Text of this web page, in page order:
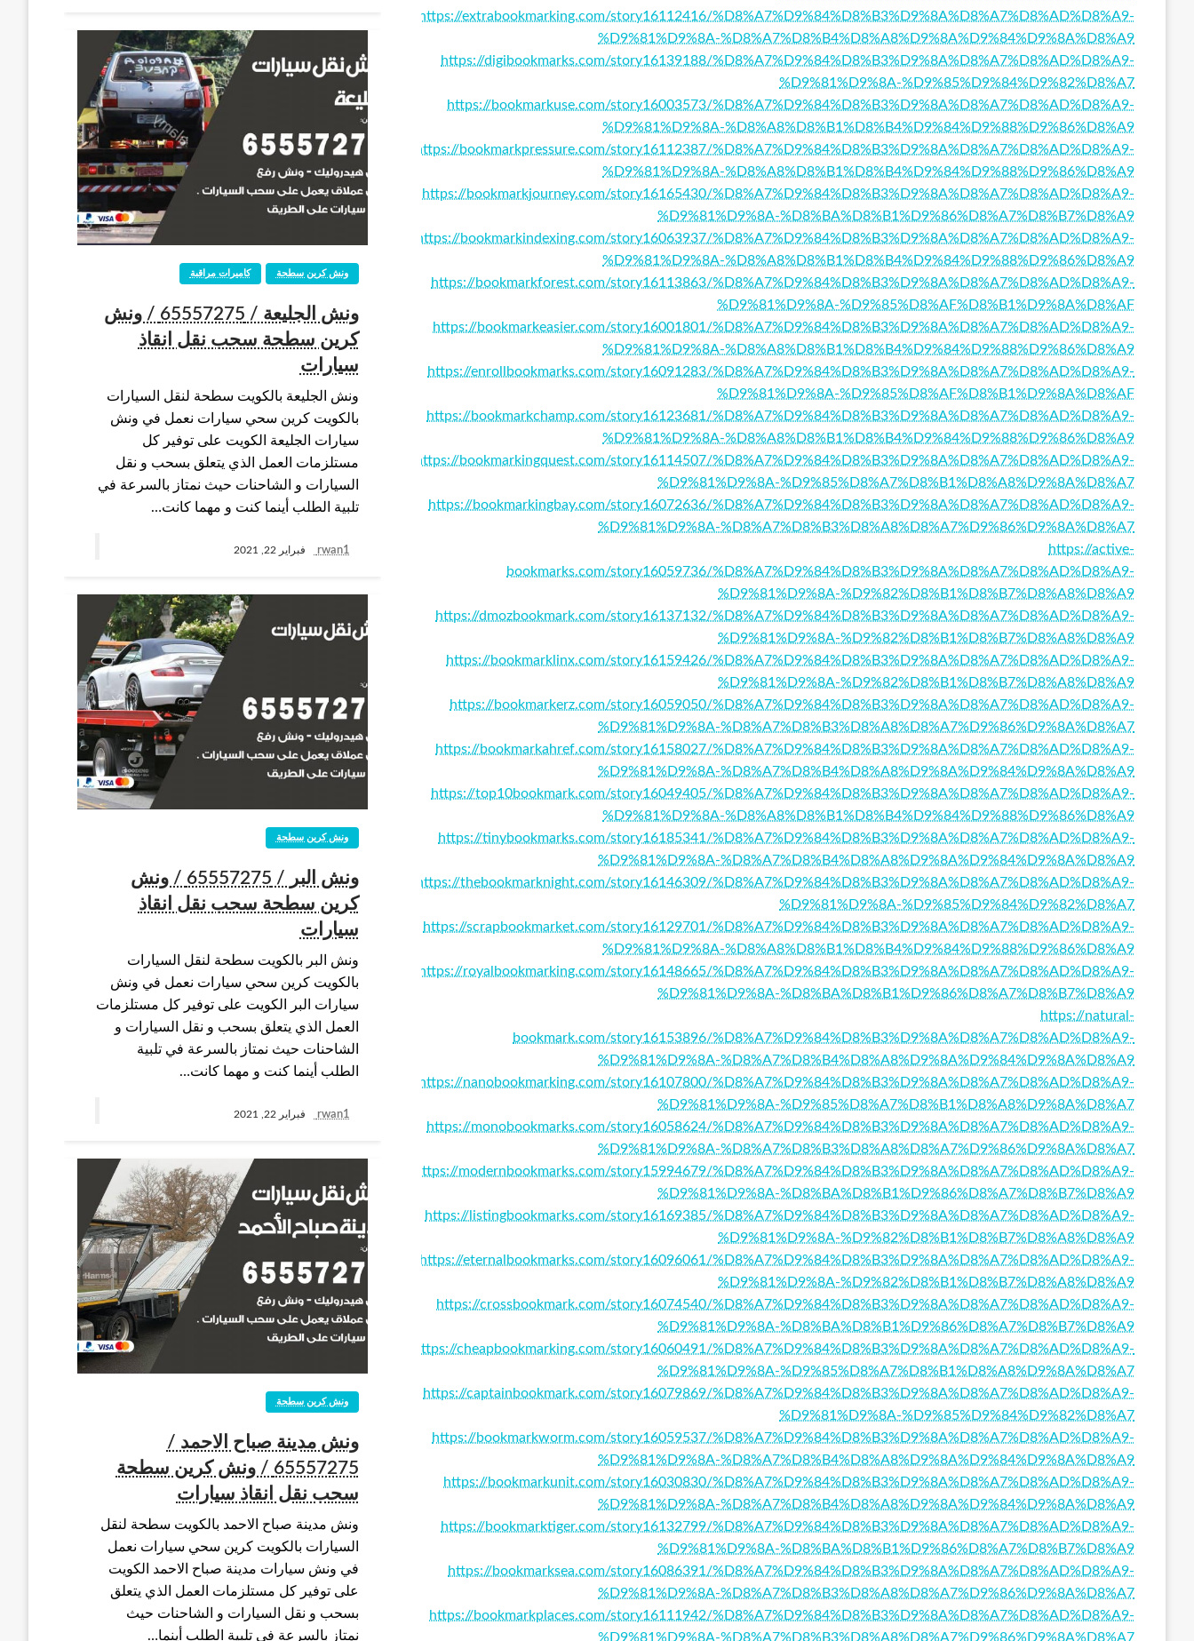
https://extrabookmarking.com/story16112416/%D8%A7%D9%84%D8%B3%D9%8A%D8%A7%D8%AD%D8%A9-
%D9%81%D9%8A-%D8%A7%D8%B4%D8%A8%D9%8A%D9%84%D9%8A%D8%A9
https://digibookmarks.com/story16139188/%D8%A7%D9%84%D8%B3%D9%8A%D8%A7%D8%AD%D8%A9-
%D9%81%D9%8A-%D9%85%D9%84%D9%82%D8%A7
https://bookmarkuse.com/story16003573/%D8%A7%D9%84%D8%B3%D9%8A%D8%A7%D8%AD%D8%A9-
%D9%81%D9%8A-%D8%A8%D8%B1%D8%B4%D9%84%D9%88%D9%86%D8%A9
https://bookmarkpressure.com/story16112387/%D8%A7%D9%84%D8%B3%D9%8A%D8%A7%D8%AD%D8%A9-
%D9%81%D9%8A-%D8%A8%D8%B1%D8%B4%D9%84%D9%88%D9%86%D8%A9
https://bookmarkjourney.com/story16165430/%D8%A7%D9%84%D8%B3%D9%8A%D8%A7%D8%AD%D8%A9-
%D9%81%D9%8A-%D8%BA%D8%B1%D9%86%D8%A7%D8%B7%D8%A9
https://bookmarkindexing.com/story16063937/%D8%A7%D9%84%D8%B3%D9%8A%D8%A7%D8%AD%D8%A9-
%D9%81%D9%8A-%D8%A8%D8%B1%D8%B4%D9%84%D9%88%D9%86%D8%A9
https://bookmarkforest.com/story16113863/%D8%A7%D9%84%D8%B3%D9%8A%D8%A7%D8%AD%D8%A9-
%D9%81%D9%8A-%D9%85%D8%AF%D8%B1%D9%8A%D8%AF
https://bookmarkeasier.com/story16001801/%D8%A7%D9%84%D8%B3%D9%8A%D8%A7%D8%AD%D8%A9-
%D9%81%D9%8A-%D8%A8%D8%B1%D8%B4%D9%84%D9%88%D9%86%D8%A9
https://enrollbookmarks.com/story16091283/%D8%A7%D9%84%D8%B3%D9%8A%D8%A7%D8%AD%D8%A9-
%D9%81%D9%8A-%D9%85%D8%AF%D8%B1%D9%8A%D8%AF
https://bookmarkchamp.com/story16123681/%D8%A7%D9%84%D8%B3%D9%8A%D8%A7%D8%AD%D8%A9-
%D9%81%D9%8A-%D8%A8%D8%B1%D8%B4%D9%84%D9%88%D9%86%D8%A9
https://bookmarkingquest.com/story16114507/%D8%A7%D9%84%D8%B3%D9%8A%D8%A7%D8%AD%D8%A9-
%D9%81%D9%8A-%D9%85%D8%A7%D8%B1%D8%A8%D9%8A%D8%A7
https://bookmarkingbay.com/story16072636/%D8%A7%D9%84%D8%B3%D9%8A%D8%A7%D8%AD%D8%A9-
%D9%81%D9%8A-%D8%A7%D8%B3%D8%A8%D8%A7%D9%86%D9%8A%D8%A7
https://active-
bookmarks.com/story16059736/%D8%A7%D9%84%D8%B3%D9%8A%D8%A7%D8%AD%D8%A9-
%D9%81%D9%8A-%D9%82%D8%B1%D8%B7%D8%A8%D8%A9
https://dmozbookmark.com/story16137132/%D8%A7%D9%84%D8%B3%D9%8A%D8%A7%D8%AD%D8%A9-
%D9%81%D9%8A-%D9%82%D8%B1%D8%B7%D8%A8%D8%A9
https://bookmarklinx.com/story16159426/%D8%A7%D9%84%D8%B3%D9%8A%D8%A7%D8%AD%D8%A9-
%D9%81%D9%8A-%D9%82%D8%B1%D8%B7%D8%A8%D8%A9
https://bookmarkerz.com/story16059050/%D8%A7%D9%84%D8%B3%D9%8A%D8%A7%D8%AD%D8%A9-
%D9%81%D9%8A-%D8%A7%D8%B3%D8%A8%D8%A7%D9%86%D9%8A%D8%A7
https://bookmarkahref.com/story16158027/%D8%A7%D9%84%D8%B3%D9%8A%D8%A7%D8%AD%D8%A9-
%D9%81%D9%8A-%D8%A7%D8%B4%D8%A8%D9%8A%D9%84%D9%8A%D8%A9
https://top10bookmark.com/story16049405/%D8%A7%D9%84%D8%B3%D9%8A%D8%A7%D8%AD%D8%A9-
%D9%81%D9%8A-%D8%A8%D8%B1%D8%B4%D9%84%D9%88%D9%86%D8%A9
https://tinybookmarks.com/story16185341/%D8%A7%D9%84%D8%B3%D9%8A%D8%A7%D8%AD%D8%A9-
%D9%81%D9%8A-%D8%A7%D8%B4%D8%A8%D9%8A%D9%84%D9%8A%D8%A9
https://thebookmarknight.com/story16146309/%D8%A7%D9%84%D8%B3%D9%8A%D8%A7%D8%AD%D8%A9-
%D9%81%D9%8A-%D9%85%D9%84%D9%82%D8%A7
https://scrapbookmarket.com/story16129701/%D8%A7%D9%84%D8%B3%D9%8A%D8%A7%D8%AD%D8%A9-
%D9%81%D9%8A-%D8%A8%D8%B1%D8%B4%D9%84%D9%88%D9%86%D8%A9
https://royalbookmarking.com/story16148665/%D8%A7%D9%84%D8%B3%D9%8A%D8%A7%D8%AD%D8%A9-
%D9%81%D9%8A-%D8%BA%D8%B1%D9%86%D8%A7%D8%B7%D8%A9
https://natural-
bookmark.com/story16153896/%D8%A7%D9%84%D8%B3%D9%8A%D8%A7%D8%AD%D8%A9-
%D9%81%D9%8A-%D8%A7%D8%B4%D8%A8%D9%8A%D9%84%D9%8A%D8%A9
https://nanobookmarking.com/story16107800/%D8%A7%D9%84%D8%B3%D9%8A%D8%A7%D8%AD%D8%A9-
%D9%81%D9%8A-%D9%85%D8%A7%D8%B1%D8%A8%D9%8A%D8%A7
https://monobookmarks.com/story16058624/%D8%A7%D9%84%D8%B3%D9%8A%D8%A7%D8%AD%D8%A9-
%D9%81%D9%8A-%D8%A7%D8%B3%D8%A8%D8%A7%D9%86%D9%8A%D8%A7
https://modernbookmarks.com/story15994679/%D8%A7%D9%84%D8%B3%D9%8A%D8%A7%D8%AD%D8%A9-
%D9%81%D9%8A-%D8%BA%D8%B1%D9%86%D8%A7%D8%B7%D8%A9
https://listingbookmarks.com/story16169385/%D8%A7%D9%84%D8%B3%D9%8A%D8%A7%D8%AD%D8%A9-
%D9%81%D9%8A-%D9%82%D8%B1%D8%B7%D8%A8%D8%A9
https://eternalbookmarks.com/story16096061/%D8%A7%D9%84%D8%B3%D9%8A%D8%A7%D8%AD%D8%A9-
%D9%81%D9%8A-%D9%82%D8%B1%D8%B7%D8%A8%D8%A9
https://crossbookmark.com/story16074540/%D8%A7%D9%84%D8%B3%D9%8A%D8%A7%D8%AD%D8%A9-
%D9%81%D9%8A-%D8%BA%D8%B1%D9%86%D8%A7%D8%B7%D8%A9
https://cheapbookmarking.com/story16060491/%D8%A7%D9%84%D8%B3%D9%8A%D8%A7%D8%AD%D8%A9-
%D9%81%D9%8A-%D9%85%D8%A7%D8%B1%D8%A8%D9%8A%D8%A7
https://captainbookmark.com/story16079869/%D8%A7%D9%84%D8%B3%D9%8A%D8%A7%D8%AD%D8%A9-
%D9%81%D9%8A-%D9%85%D9%84%D9%82%D8%A7
https://bookmarkworm.com/story16059537/%D8%A7%D9%84%D8%B3%D9%8A%D8%A7%D8%AD%D8%A9-
%D9%81%D9%8A-%D8%A7%D8%B4%D8%A8%D9%8A%D9%84%D9%8A%D8%A9
https://bookmarkunit.com/story16030830/%D8%A7%D9%84%D8%B3%D9%8A%D8%A7%D8%AD%D8%A9-
%D9%81%D9%8A-%D8%A7%D8%B4%D8%A8%D9%8A%D9%84%D9%8A%D8%A9
https://bookmarktiger.com/story16132799/%D8%A7%D9%84%D8%B3%D9%8A%D8%A7%D8%AD%D8%A9-
%D9%81%D9%8A-%D8%BA%D8%B1%D9%86%D8%A7%D8%B7%D8%A9
https://bookmarksea.com/story16086391/%D8%A7%D9%84%D8%B3%D9%8A%D8%A7%D8%AD%D8%A9-
%D9%81%D9%8A-%D8%A7%D8%B3%D8%A8%D8%A7%D9%86%D9%8A%D8%A7
https://bookmarkplaces.com/story16111942/%D8%A7%D9%84%D8%B3%D9%8A%D8%A7%D8%AD%D8%A9-
%D9%81%D9%8A-%D8%A7%D8%B3%D8%A8%D8%A7%D9%86%D9%8A%D8%A7
كاميرات مراقبة ونش كرين سطحة
ونش الجليعة / 65557275 / ونش
كرين سطحة سحب نقل انقاذ
سيارات
ونش الجليعة بالكويت سطحة لنقل السيارات
بالكويت كرين سحي سيارات نعمل في ونش
سيارات الجليعة الكويت على توفير كل
مستلزمات العمل الذي يتعلق بسحب و نقل
السيارات و الشاحنات حيث نمتاز بالسرعة في
تلبية الطلب أينما كنت و مهما كانت…
rwan1 فبراير 22, 2021
ونش كرين سطحة
ونش البر / 65557275 / ونش
كرين سطحة سحب نقل انقاذ
سيارات
ونش البر بالكويت سطحة لنقل السيارات
بالكويت كرين سحي سيارات نعمل في ونش
سيارات البر الكويت على توفير كل مستلزمات
العمل الذي يتعلق بسحب و نقل السيارات و
الشاحنات حيث نمتاز بالسرعة في تلبية
الطلب أينما كنت و مهما كانت…
rwan1 فبراير 22, 2021
ونش كرين سطحة
ونش مدينة صباح الاحمد /
65557275 / ونش كرين سطحة
سحب نقل انقاذ سيارات
ونش مدينة صباح الاحمد بالكويت سطحة لنقل
السيارات بالكويت كرين سحي سيارات نعمل
في ونش سيارات مدينة صباح الاحمد الكويت
على توفير كل مستلزمات العمل الذي يتعلق
بسحب و نقل السيارات و الشاحنات حيث
نمتاز بالسرعة في تلبية الطلب أينما…